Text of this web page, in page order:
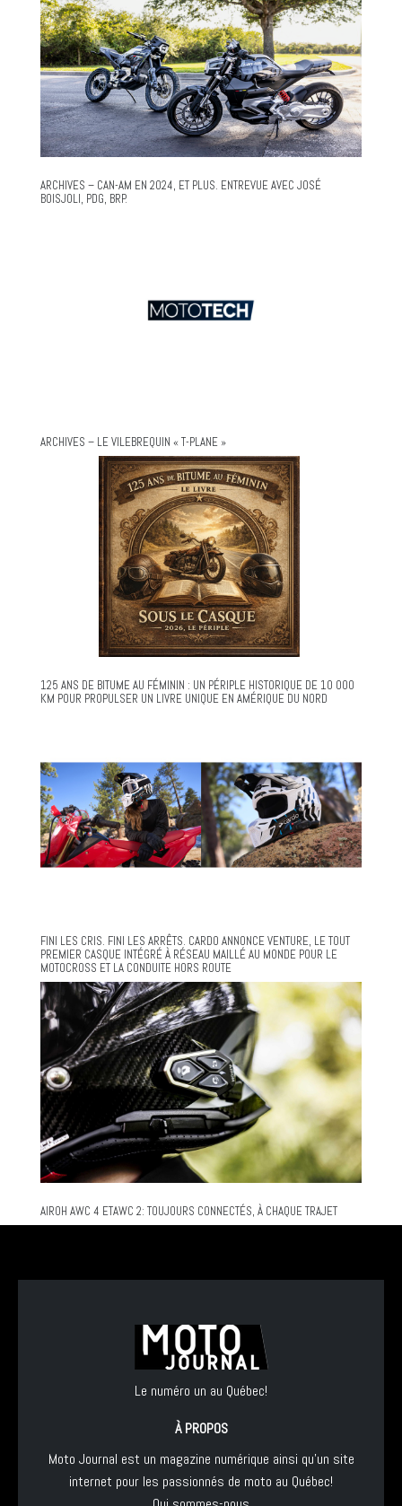
ARCHIVES – CAN-AM EN 2024, ET PLUS. ENTREVUE AVEC JOSÉ
BOISJOLI, PDG, BRP.
ARCHIVES – LE VILEBREQUIN « T-PLANE »
125 ANS DE BITUME AU FÉMININ : UN PÉRIPLE HISTORIQUE DE 10 000
KM POUR PROPULSER UN LIVRE UNIQUE EN AMÉRIQUE DU NORD
FINI LES CRIS. FINI LES ARRÊTS. CARDO ANNONCE VENTURE, LE TOUT
PREMIER CASQUE INTÉGRÉ À RÉSEAU MAILLÉ AU MONDE POUR LE
MOTOCROSS ET LA CONDUITE HORS ROUTE
AIROH AWC 4 ETAWC 2: TOUJOURS CONNECTÉS, À CHAQUE TRAJET
Le numéro un au Québec!
À PROPOS
Moto Journal est un magazine numérique ainsi qu'un site
internet pour les passionnés de moto au Québec!